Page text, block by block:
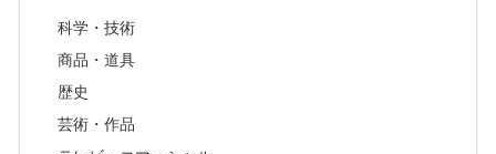
科学・技術
商品・道具
歴史
芸術・作品